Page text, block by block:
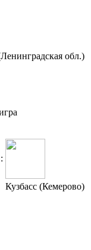
обл.)
:
Кузбасс (Кемерово)